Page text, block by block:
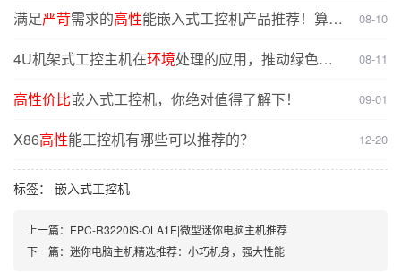
满足严苛需求的高性能嵌入式工控机产品推荐！算力
08-10
4U机架式工控主机在环境处理的应用，推动绿色发
08-11
高性价比嵌入式工控机，你绝对值得了解下！ 09-01
X86高性能工控机有哪些可以推荐的？ 12-20
标签： 嵌入式工控机
上一篇： EPC-R3220IS-OLA1E|微型迷你电脑主机推荐
下一篇： 迷你电脑主机精选推荐：小巧机身，强大性能